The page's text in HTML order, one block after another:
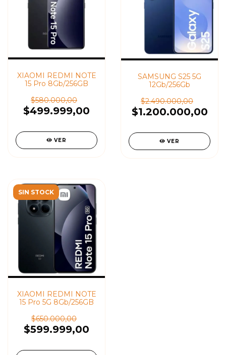
XIAOMI REDMI NOTE
15 Pro 8Gb/256GB
$580.000,00
$499.999,00
VER
SAMSUNG S25 5G
12Gb/256Gb
$2.490.000,00
$1.200.000,00
VER
SIN STOCK
XIAOMI REDMI NOTE
15 Pro 5G 8Gb/256GB
$650.000,00
$599.999,00